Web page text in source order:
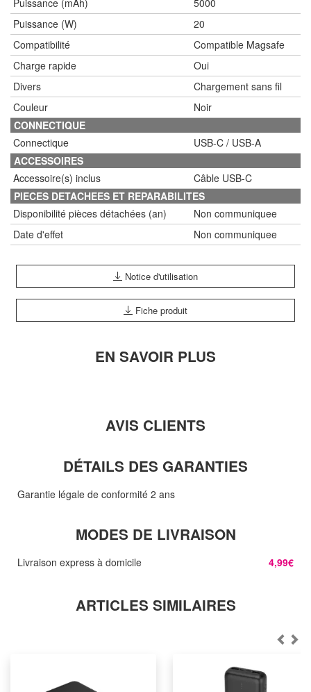
Puissance (W)
20
Compatibilité
Compatible Magsafe
Charge rapide
Oui
Divers
Chargement sans fil
Couleur
Noir
CONNECTIQUE
Connectique
USB-C / USB-A
ACCESSOIRES
Accessoire(s) inclus
Câble USB-C
PIECES DETACHEES ET REPARABILITES
Disponibilité pièces détachées (an)
Non communiquee
Date d'effet
Non communiquee
Notice d'utilisation
Fiche produit
EN SAVOIR PLUS
AVIS CLIENTS
DÉTAILS DES GARANTIES
Garantie légale de conformité 2 ans
MODES DE LIVRAISON
Livraison express à domicile 4,99€
ARTICLES SIMILAIRES